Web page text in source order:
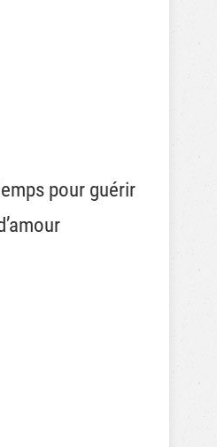
pour guérir